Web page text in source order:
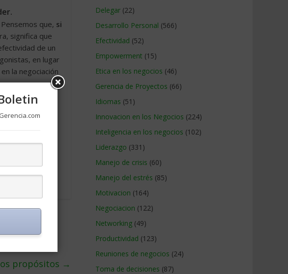
que, si
significa que
de un
en lugar
la negociación
propósitos →
Delegar (22)
Desarrollo Personal (566)
Efectividad (52)
Empowerment (15)
Etica en los negocios (46)
Gerencia de Proyectos (66)
Idiomas (51)
Innovacion en los Negocios (224)
Inteligencia en los negocios (102)
Liderazgo (331)
Manejo de crisis (60)
Manejo del estrés (85)
Motivacion (164)
Negociacion (122)
Networking (49)
Productividad (123)
Reuniones de negocios (24)
Toma de decisiones (87)